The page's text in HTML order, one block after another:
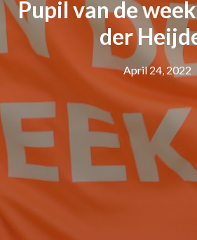
Pupil van de
der
April 24, 2022